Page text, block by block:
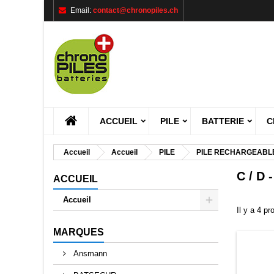
Email: contact@chronopiles.ch
ACCUEIL PILE BATTERIE
Accueil Accueil PILE PILE
ACCUEIL
Accueil
MARQUES
Ansmann
C / D
Il y a 4